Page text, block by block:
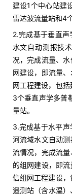
建设1个中心站建
雷达波流量站和4
2.完成基于垂直
水文自动测报技
况，完成流量、
网建设，即流量
网工程建设，包括
3个垂直声学多普
量站。
3.完成基于水平
河流域水文自动
流情况，完成流
的组网建设，即
信组网工程建设
遥测站（含水温